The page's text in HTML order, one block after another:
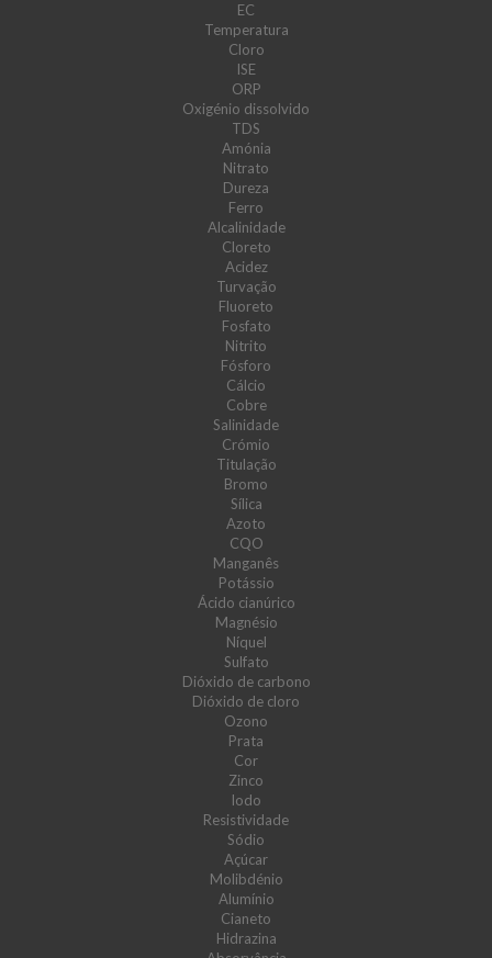
EC
Temperatura
Cloro
ISE
ORP
Oxigénio dissolvido
TDS
Amónia
Nitrato
Dureza
Ferro
Alcalinidade
Cloreto
Acidez
Turvação
Fluoreto
Fosfato
Nitrito
Fósforo
Cálcio
Cobre
Salinidade
Crómio
Titulação
Bromo
Sílica
Azoto
CQO
Manganês
Potássio
Ácido cianúrico
Magnésio
Níquel
Sulfato
Dióxido de carbono
Dióxido de cloro
Ozono
Prata
Cor
Zinco
Iodo
Resistividade
Sódio
Açúcar
Molibdénio
Alumínio
Cianeto
Hidrazina